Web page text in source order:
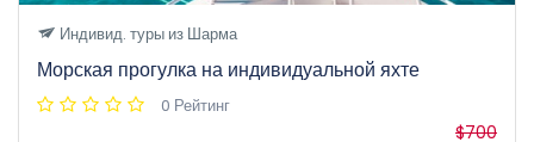
Индивид. туры из Шарма
Морская прогулка на индивидуальной яхте
0 Рейтинг
$700